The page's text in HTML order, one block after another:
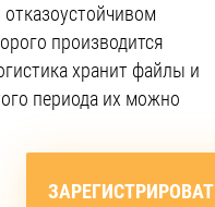
производится
хранит файлы и
периода их можно